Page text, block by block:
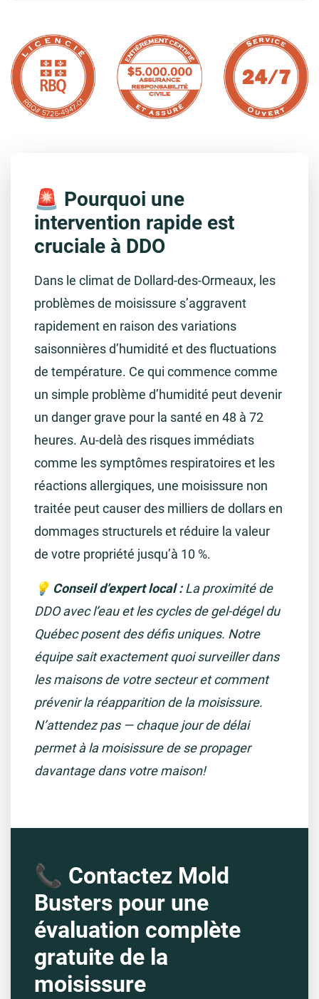
📞 Contactez Mold
Busters pour une
évaluation complète
gratuite de la
moisissure
🚨 Pourquoi une
intervention rapide est
cruciale à DDO
Dans le climat de Dollard-des-Ormeaux, les
problèmes de moisissure s’aggravent
rapidement en raison des variations
saisonnières d’humidité et des fluctuations
de température. Ce qui commence comme
un simple problème d’humidité peut devenir
un danger grave pour la santé en 48 à 72
heures. Au-delà des risques immédiats
comme les symptômes respiratoires et les
réactions allergiques, une moisissure non
traitée peut causer des milliers de dollars en
dommages structurels et réduire la valeur
de votre propriété jusqu’à 10 %.
💡 Conseil d’expert local :La proximité de
DDO avec l’eau et les cycles de gel-dégel du
Québec posent des défis uniques. Notre
équipe sait exactement quoi surveiller dans
les maisons de votre secteur et comment
prévenir la réapparition de la moisissure.
N’attendez pas — chaque jour de délai
permet à la moisissure de se propager
davantage dans votre maison!